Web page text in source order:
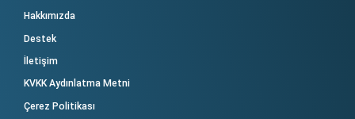
Hakkımızda
Destek
İletişim
KVKK Aydınlatma Metni
Çerez Politikası